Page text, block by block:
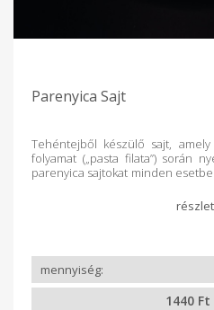
Parenyica Sajt
Tehéntejből készülő sajt,
folyamat („pasta filata”) során
parenyica sajtokat minden
1440